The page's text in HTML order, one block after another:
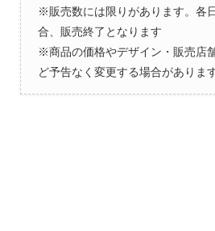
※販売数には限りがあります。各
合、販売終了となります
※商品の価格やデザイン・販売店
ど予告なく変更する場合がありま